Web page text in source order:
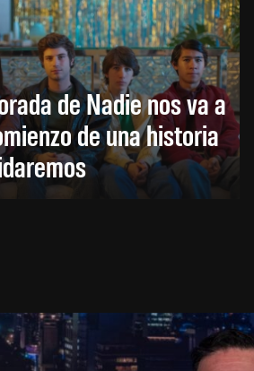
de Nadie nos va a
de una historia